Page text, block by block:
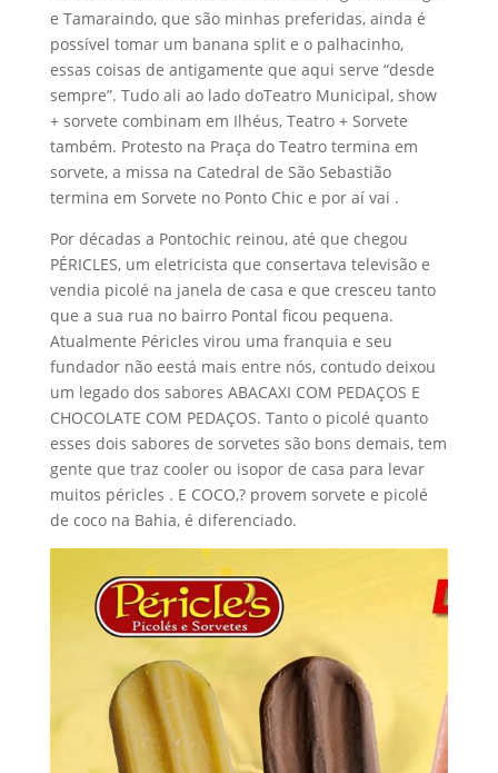
e Tamaraindo, que são minhas preferidas, ainda é
possível tomar um banana split e o palhacinho,
essas coisas de antigamente que aqui serve “desde
sempre”. Tudo ali ao lado doTeatro Municipal, show
+ sorvete combinam em Ilhéus, Teatro + Sorvete
também. Protesto na Praça do Teatro termina em
sorvete, a missa na Catedral de São Sebastião
termina em Sorvete no Ponto Chic e por aí vai .
Por décadas a Pontochic reinou, até que chegou
PÉRICLES, um eletricista que consertava televisão e
vendia picolé na janela de casa e que cresceu tanto
que a sua rua no bairro Pontal ficou pequena.
Atualmente Péricles virou uma franquia e seu
fundador não eestá mais entre nós, contudo deixou
um legado dos sabores ABACAXI COM PEDAÇOS E
CHOCOLATE COM PEDAÇOS. Tanto o picolé quanto
esses dois sabores de sorvetes são bons demais, tem
gente que traz cooler ou isopor de casa para levar
muitos péricles . E COCO,? provem sorvete e picolé
de coco na Bahia, é diferenciado.